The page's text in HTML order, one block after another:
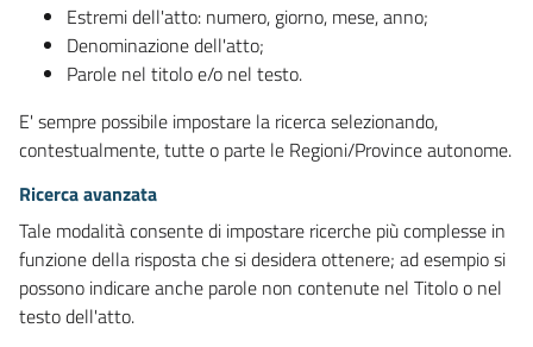
Estremi dell'atto: numero, giorno, mese, anno;
Denominazione dell'atto;
Parole nel titolo e/o nel testo.
E' sempre possibile impostare la ricerca selezionando,
contestualmente, tutte o parte le Regioni/Province autonome.
Ricerca avanzata
Tale modalità consente di impostare ricerche più complesse in
funzione della risposta che si desidera ottenere; ad esempio si
possono indicare anche parole non contenute nel Titolo o nel
testo dell'atto.